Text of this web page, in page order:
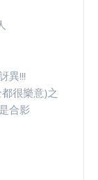
異!!!
很樂意)之
合影